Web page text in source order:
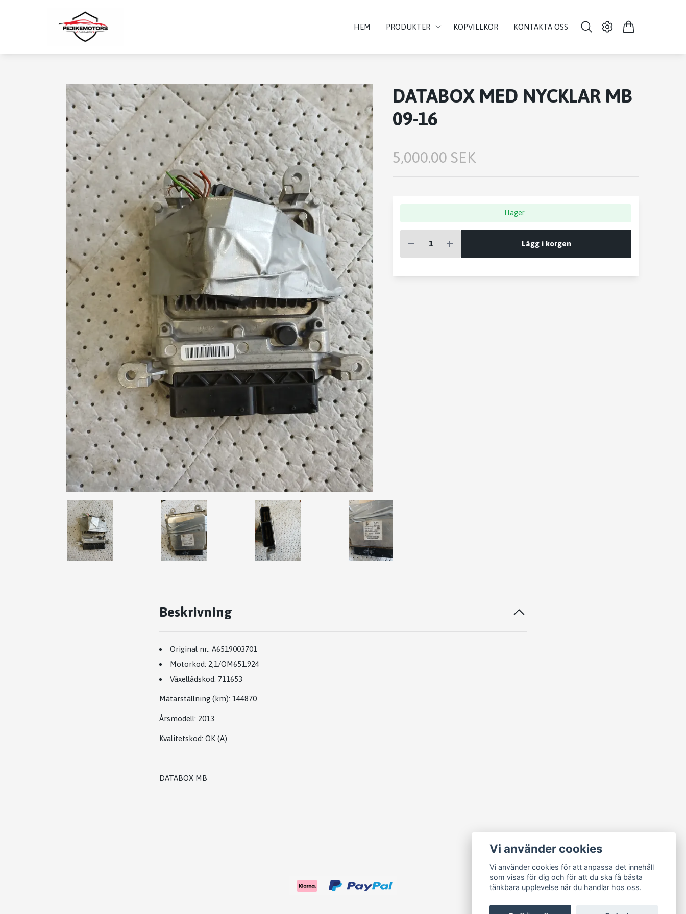
HEM PRODUKTER KÖPVILLKOR KONTAKTA OSS
DATABOX MED NYCKLAR MB
09-16
5,000.00 SEK
I lager
Lägg i korgen
Beskrivning
Original nr.: A6519003701
Motorkod: 2,1/OM651.924
Växellådskod: 711653
Mätarställning (km): 144870
Årsmodell: 2013
Kvalitetskod: OK (A)
DATABOX MB
Vi använder cookies
Vi använder cookies för att anpassa det innehåll
som visas för dig och för att du ska få bästa
tänkbara upplevelse när du handlar hos oss.